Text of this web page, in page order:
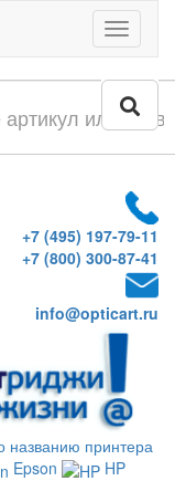
Меню
+7 (495) 197-79-11
+7 (800) 300-87-41
info@opticart.ru
названию принтера
Epson
HP